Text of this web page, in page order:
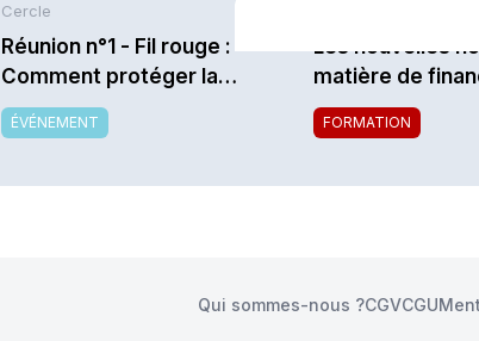
Cercle
Réunion n°1 - Fil rouge :
Comment protéger la
marque et la promesse
relationnelle dans un monde
ÉVÉNEMENT
Les nouvelles
matière de
FORMATION
Qui sommes-nous ?CGVCGU